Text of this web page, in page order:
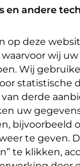
en andere
op deze
wij
Wij
statistische
derde
uw
bijvoorbeeld
te geven.
te klikken,